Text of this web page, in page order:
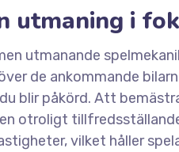
utmaning i
utmanande
de ankommande
blir påkörd. Att
otroligt
vilket håller